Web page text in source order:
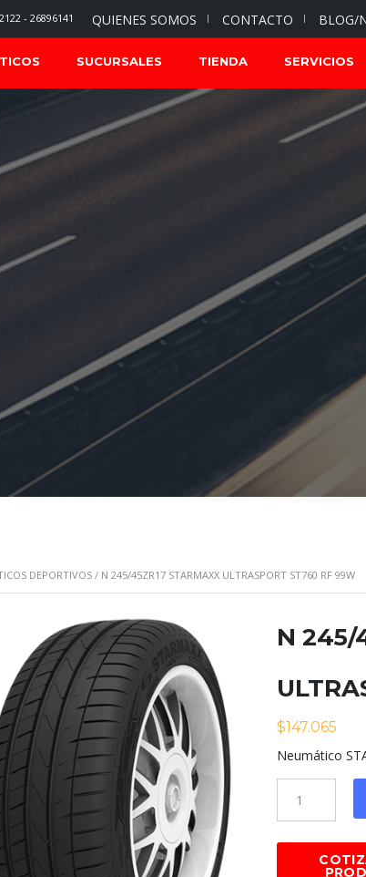
QUIENES SOMOS CONTACTO BLOG/
- 26896141
SUCURSALES TIENDA SERVICIOS
DEPORTIVOS / N 245/45ZR17 STARMAXX ULTRASPORT ST760 RF 99W
N 245/
$147.065
Neumático